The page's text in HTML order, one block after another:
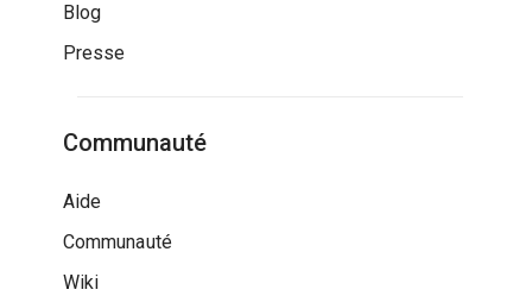
Blog
Presse
Communauté
Aide
Communauté
Wiki